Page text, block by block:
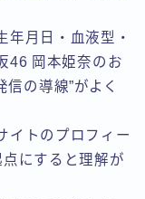
年月日・血液型・
46 岡本姫奈のお
の導線”がよく
イトのプロフィー
にすると理解が